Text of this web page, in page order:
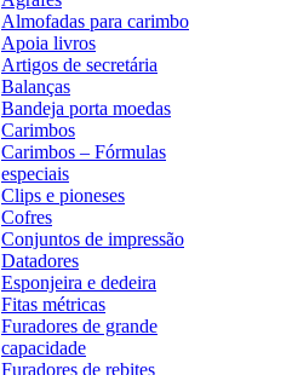
Almofadas para carimbo
Apoia livros
Artigos de secretária
Balanças
Bandeja porta moedas
Carimbos
Carimbos – Fórmulas
especiais
Clips e pioneses
Cofres
Conjuntos de impressão
Datadores
Esponjeira e dedeira
Fitas métricas
Furadores de grande
capacidade
Furadores de rebites